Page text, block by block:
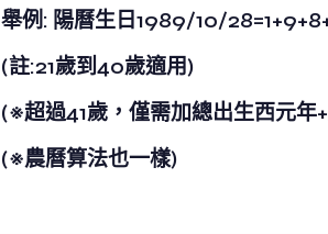
舉例: 陽曆生日1989/10/
(註:21歲到40歲適用)
(※超過41歲，僅需加總出生西元年
(※農曆算法也一樣)